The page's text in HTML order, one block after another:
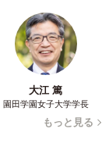
大江 篤
園田学園女子大学学長
もっと見る